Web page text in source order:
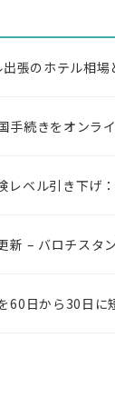
張のホテル相
手続きをオンラ
レベル引き下げ
新 – バロチスタ
60日から30日